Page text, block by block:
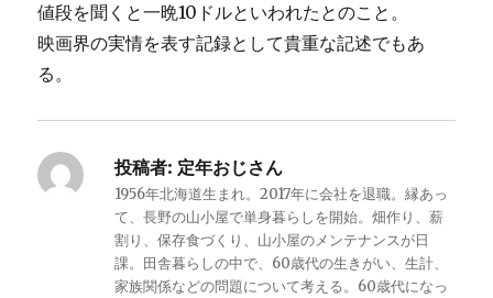
値段を聞くと一晩10ドルといわれたとのこと。
映画界の実情を表す記録として貴重な記述でもあ
る。
投稿者: 定年おじさん
1956年北海道生まれ。2017年に会社を退職。縁あっ
て、長野の山小屋で単身暮らしを開始。畑作り、薪
割り、保存食づくり、山小屋のメンテナンスが日
課。田舎暮らしの中で、60歳代の生きがい、生計、
家族関係などの問題について考える。60歳代になっ